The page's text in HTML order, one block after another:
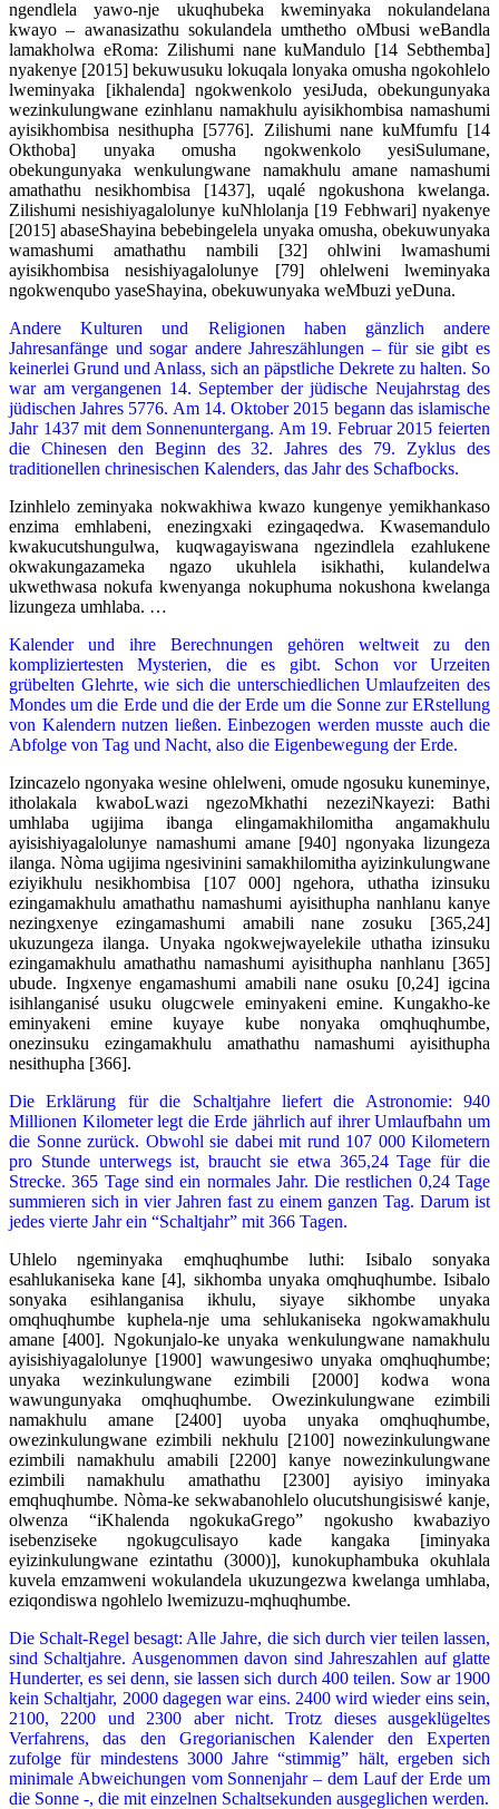
ngendlela yawo-nje ukuqhubeka kweminyaka nokulandelana
kwayo – awanasizathu sokulandela umthetho oMbusi weBandla
lamakholwa eRoma: Zilishumi nane kuMandulo [14 Sebthemba]
nyakenye [2015] bekuwusuku lokuqala lonyaka omusha ngokohlelo
lweminyaka [ikhalenda] ngokwenkolo yesiJuda, obekungunyaka
wezinkulungwane ezinhlanu namakhulu ayisikhombisa namashumi
ayisikhombisa nesithupha [5776]. Zilishumi nane kuMfumfu [14
Okthoba] unyaka omusha ngokwenkolo yesiSulumane,
obekungunyaka wenkulungwane namakhulu amane namashumi
amathathu nesikhombisa [1437], uqalé ngokushona kwelanga.
Zilishumi nesishiyagalolunye kuNhlolanja [19 Febhwari] nyakenye
[2015] abaseShayina bebebingelela unyaka omusha, obekuwunyaka
wamashumi amathathu nambili [32] ohlwini lwamashumi
ayisikhombisa nesishiyagalolunye [79] ohlelweni lweminyaka
ngokwenqubo yaseShayina, obekuwunyaka weMbuzi yeDuna.
Andere Kulturen und Religionen haben gänzlich andere
Jahresanfänge und sogar andere Jahreszählungen – für sie gibt es
keinerlei Grund und Anlass, sich an päpstliche Dekrete zu halten. So
war am vergangenen 14. September der jüdische Neujahrstag des
jüdischen Jahres 5776. Am 14. Oktober 2015 begann das islamische
Jahr 1437 mit dem Sonnenuntergang. Am 19. Februar 2015 feierten
die Chinesen den Beginn des 32. Jahres des 79. Zyklus des
traditionellen chrinesischen Kalenders, das Jahr des Schafbocks.
Izinhlelo zeminyaka nokwakhiwa kwazo kungenye yemikhankaso
enzima emhlabeni, enezingxaki ezingaqedwa. Kwasemandulo
kwakucutshungulwa, kuqwagayiswana ngezindlela ezahlukene
okwakungazameka ngazo ukuhlela isikhathi, kulandelwa
ukwethwasa nokufa kwenyanga nokuphuma nokushona kwelanga
lizungeza umhlaba. …
Kalender und ihre Berechnungen gehören weltweit zu den
kompliziertesten Mysterien, die es gibt. Schon vor Urzeiten
grübelten Glehrte, wie sich die unterschiedlichen Umlaufzeiten des
Mondes um die Erde und die der Erde um die Sonne zur ERstellung
von Kalendern nutzen ließen. Einbezogen werden musste auch die
Abfolge von Tag und Nacht, also die Eigenbewegung der Erde.
Izincazelo ngonyaka wesine ohlelweni, omude ngosuku kuneminye,
itholakala kwaboLwazi ngezoMkhathi nezeziNkayezi: Bathi
umhlaba ugijima ibanga elingamakhilomitha angamakhulu
ayisishiyagalolunye namashumi amane [940] ngonyaka lizungeza
ilanga. Nòma ugijima ngesivinini samakhilomitha ayizinkulungwane
eziyikhulu nesikhombisa [107 000] ngehora, uthatha izinsuku
ezingamakhulu amathathu namashumi ayisithupha nanhlanu kanye
nezingxenye ezingamashumi amabili nane zosuku [365,24]
ukuzungeza ilanga. Unyaka ngokwejwayelekile uthatha izinsuku
ezingamakhulu amathathu namashumi ayisithupha nanhlanu [365]
ubude. Ingxenye engamashumi amabili nane osuku [0,24] igcina
isihlanganisé usuku olugcwele eminyakeni emine. Kungakho-ke
eminyakeni emine kuyaye kube nonyaka omqhuqhumbe,
onezinsuku ezingamakhulu amathathu namashumi ayisithupha
nesithupha [366].
Die Erklärung für die Schaltjahre liefert die Astronomie: 940
Millionen Kilometer legt die Erde jährlich auf ihrer Umlaufbahn um
die Sonne zurück. Obwohl sie dabei mit rund 107 000 Kilometern
pro Stunde unterwegs ist, braucht sie etwa 365,24 Tage für die
Strecke. 365 Tage sind ein normales Jahr. Die restlichen 0,24 Tage
summieren sich in vier Jahren fast zu einem ganzen Tag. Darum ist
jedes vierte Jahr ein “Schaltjahr” mit 366 Tagen.
Uhlelo ngeminyaka emqhuqhumbe luthi: Isibalo sonyaka
esahlukaniseka kane [4], sikhomba unyaka omqhuqhumbe. Isibalo
sonyaka esihlanganisa ikhulu, siyaye sikhombe unyaka
omqhuqhumbe kuphela-nje uma sehlukaniseka ngokwamakhulu
amane [400]. Ngokunjalo-ke unyaka wenkulungwane namakhulu
ayisishiyagalolunye [1900] wawungesiwo unyaka omqhuqhumbe;
unyaka wezinkulungwane ezimbili [2000] kodwa wona
wawungunyaka omqhuqhumbe. Owezinkulungwane ezimbili
namakhulu amane [2400] uyoba unyaka omqhuqhumbe,
owezinkulungwane ezimbili nekhulu [2100] nowezinkulungwane
ezimbili namakhulu amabili [2200] kanye nowezinkulungwane
ezimbili namakhulu amathathu [2300] ayisiyo iminyaka
emqhuqhumbe. Nòma-ke sekwabanohlelo olucutshungisiswé kanje,
olwenza “iKhalenda ngokukaGrego” ngokusho kwabaziyo
isebenziseke ngokugculisayo kade kangaka [iminyaka
eyizinkulungwane ezintathu (3000)], kunokuphambuka okuhlala
kuvela emzamweni wokulandela ukuzungezwa kwelanga umhlaba,
eziqondiswa ngohlelo lwemizuzu-mqhuqhumbe.
Die Schalt-Regel besagt: Alle Jahre, die sich durch vier teilen lassen,
sind Schaltjahre. Ausgenommen davon sind Jahreszahlen auf glatte
Hunderter, es sei denn, sie lassen sich durch 400 teilen. Sow ar 1900
kein Schaltjahr, 2000 dagegen war eins. 2400 wird wieder eins sein,
2100, 2200 und 2300 aber nicht. Trotz dieses ausgeklügeltes
Verfahrens, das den Gregorianischen Kalender den Experten
zufolge für mindestens 3000 Jahre “stimmig” hält, ergeben sich
minimale Abweichungen vom Sonnenjahr – dem Lauf der Erde um
die Sonne -, die mit einzelnen Schaltsekunden ausgeglichen werden.